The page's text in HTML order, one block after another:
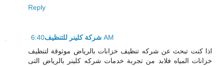
Reply
شركة كلينر للتنظيف 6:40 AM
اذا كنت تبحث عن شركه تنظيف خزانات بالرياض موثوقة لتنظيف
خزانات المياه فلابد من تجربة خدمات شركه كلينر بالرياض التى